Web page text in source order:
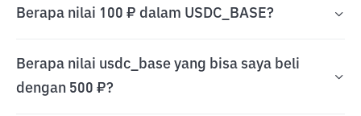
Berapa nilai 100 ₽ dalam USDC_BASE?
Berapa nilai usdc_base yang bisa saya beli
dengan 500 ₽?